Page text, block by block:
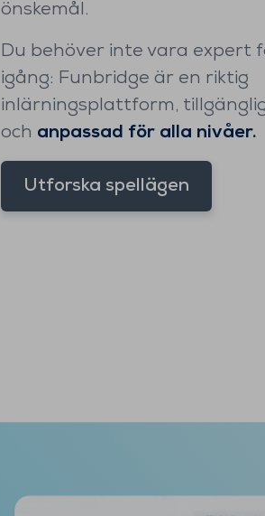
önskemål.
Du behöver inte vara expert
igång: Funbridge är en riktig
inlärningsplattform,
och anpassad för alla nivåer.
Utforska spellägen